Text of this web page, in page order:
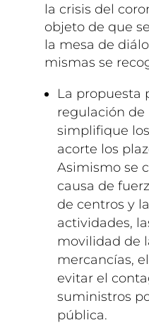
la crisis del
objeto de que
la mesa de
mismas se
La propuesta
regulación de
simplifique
acorte los
Asimismo se
causa de
de centros y
actividades,
movilidad de
mercancías,
evitar el
suministros
pública.